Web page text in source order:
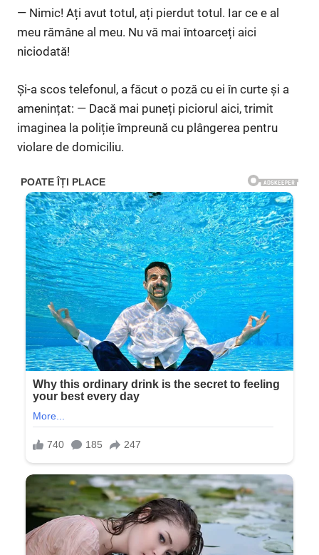
— Nimic! Ați avut totul, ați pierdut totul. Iar ce e al
meu rămâne al meu. Nu vă mai întoarceți aici
niciodată!
Și-a scos telefonul, a făcut o poză cu ei în curte și a
amenințat: — Dacă mai puneți piciorul aici, trimit
imaginea la poliție împreună cu plângerea pentru
violare de domiciliu.